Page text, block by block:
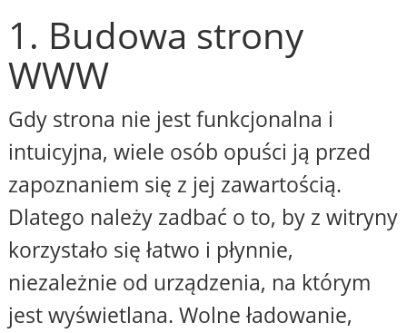
1. Budowa strony
WWW
Gdy strona nie jest funkcjonalna i
intuicyjna, wiele osób opuści ją przed
zapoznaniem się z jej zawartością.
Dlatego należy zadbać o to, by z witryny
korzystało się łatwo i płynnie,
niezależnie od urządzenia, na którym
jest wyświetlana. Wolne ładowanie,